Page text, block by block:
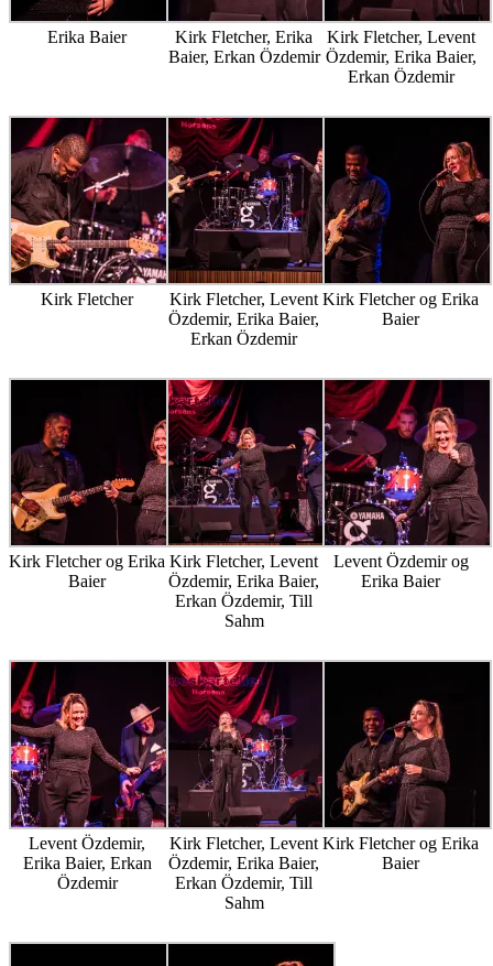
Erika Baier
Kirk Fletcher, Erika
Baier, Erkan Özdemir
Kirk Fletcher, Levent
Özdemir, Erika Baier,
Erkan Özdemir
Kirk Fletcher
Kirk Fletcher, Levent
Özdemir, Erika Baier,
Erkan Özdemir
Kirk Fletcher og Erika
Baier
Kirk Fletcher og Erika
Baier
Kirk Fletcher, Levent
Özdemir, Erika Baier,
Erkan Özdemir, Till
Sahm
Levent Özdemir og
Erika Baier
Levent Özdemir,
Erika Baier, Erkan
Özdemir
Kirk Fletcher, Levent
Özdemir, Erika Baier,
Erkan Özdemir, Till
Sahm
Kirk Fletcher og Erika
Baier